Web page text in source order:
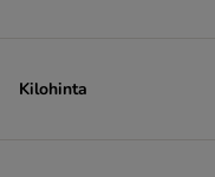
Kilohinta